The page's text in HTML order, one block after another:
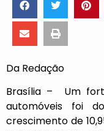
Da Redação
Brasília – Um
automóveis foi
crescimento de